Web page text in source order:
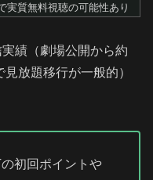
実質無料視聴の可能性あり
績（劇場公開から約
放題移行が一般的）
初回ポイントや